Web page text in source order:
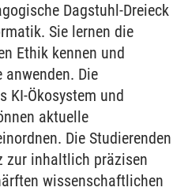
Dagstuhl-Dreieck
Sie lernen die
Ethik kennen und
Die
KI-Ökosystem und
aktuelle
Die Studierenden
zur inhaltlich präzisen
wissenschaftlichen